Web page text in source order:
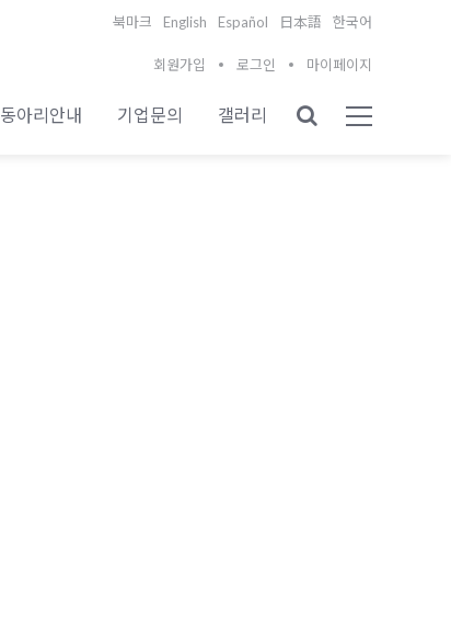
북마크 English Español 日本語 한국어
회원가입 로그인 마이페이지
동아리안내 기업문의 갤러리